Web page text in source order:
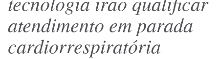
atendimento em parada
cardiorrespiratória